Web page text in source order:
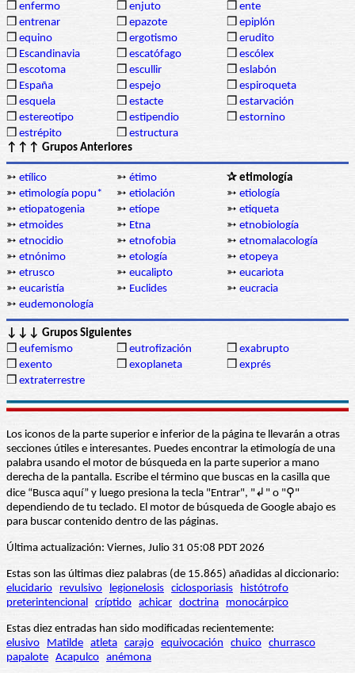
❒ enfermo ❒ enjuto ❒ ente
❒ entrenar ❒ epazote ❒ epiplón
❒ equino ❒ ergotismo ❒ erudito
❒ Escandinavia ❒ escatófago ❒ escólex
❒ escotoma ❒ escullir ❒ eslabón
❒ España ❒ espejo ❒ espiroqueta
❒ esquela ❒ estacte ❒ estarvación
❒ estereotipo ❒ estipendio ❒ estornino
❒ estrépito ❒ estructura
↑↑↑ Grupos Anteriores
➳ etílico ➳ étimo
✰ etimología
➳ etimología popu* ➳ etiolación ➳ etiología
➳ etiopatogenia ➳ etíope ➳ etiqueta
➳ etmoides ➳ Etna ➳ etnobiología
➳ etnocidio ➳ etnofobia ➳ etnomalacología
➳ etnónimo ➳ etología ➳ etopeya
➳ etrusco ➳ eucalipto ➳ eucariota
➳ eucaristía ➳ Euclides ➳ eucracia
➳ eudemonología
↓↓↓ Grupos Siguientes
❒ eufemismo ❒ eutrofización ❒ exabrupto
❒ exento ❒ exoplaneta ❒ exprés
❒ extraterrestre
Los iconos de la parte superior e inferior de la página te llevarán a otras
secciones útiles e interesantes. Puedes encontrar la etimología de una
palabra usando el motor de búsqueda en la parte superior a mano
derecha de la pantalla. Escribe el término que buscas en la casilla que
dice “Busca aquí” y luego presiona la tecla "Entrar", "↲" o "⚲"
dependiendo de tu teclado. El motor de búsqueda de Google abajo es
para buscar contenido dentro de las páginas.
Última actualización: Viernes, Julio 31 05:08 PDT 2026
Estas son las últimas diez palabras (de 15.865) añadidas al diccionario:
elucidario
revulsivo legionelosis ciclosporiasis
histótrofo
preterintencional críptido achicar doctrina monocárpico
Estas diez entradas han sido modificadas recientemente:
elusivo
Matilde atleta carajo equivocación chuico churrasco
papalote Acapulco anémona